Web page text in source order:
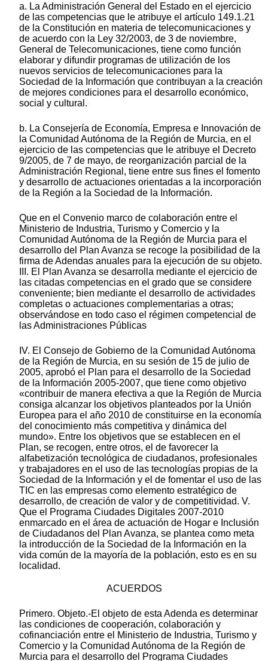
a. La Administración General del Estado en el ejercicio
de las competencias que le atribuye el artículo 149.1.21
de la Constitución en materia de telecomunicaciones y
de acuerdo con la Ley 32/2003, de 3 de noviembre,
General de Telecomunicaciones, tiene como función
elaborar y difundir programas de utilización de los
nuevos servicios de telecomunicaciones para la
Sociedad de la Información que contribuyan a la creación
de mejores condiciones para el desarrollo económico,
social y cultural.
b. La Consejería de Economía, Empresa e Innovación de
la Comunidad Autónoma de la Región de Murcia, en el
ejercicio de las competencias que le atribuye el Decreto
9/2005, de 7 de mayo, de reorganización parcial de la
Administración Regional, tiene entre sus fines el fomento
y desarrollo de actuaciones orientadas a la incorporación
de la Región a la Sociedad de la Información.
Que en el Convenio marco de colaboración entre el
Ministerio de Industria, Turismo y Comercio y la
Comunidad Autónoma de la Región de Murcia para el
desarrollo del Plan Avanza se recoge la posibilidad de la
firma de Adendas anuales para la ejecución de su objeto.
III. El Plan Avanza se desarrolla mediante el ejercicio de
las citadas competencias en el grado que se considere
conveniente; bien mediante el desarrollo de actividades
completas o actuaciones complementarias a otras;
observándose en todo caso el régimen competencial de
las Administraciones Públicas
IV. El Consejo de Gobierno de la Comunidad Autónoma
de la Región de Murcia, en su sesión de 15 de julio de
2005, aprobó el Plan para el desarrollo de la Sociedad
de la Información 2005-2007, que tiene como objetivo
«contribuir de manera efectiva a que la Región de Murcia
consiga alcanzar los objetivos planteados por la Unión
Europea para el año 2010 de constituirse en la economía
del conocimiento más competitiva y dinámica del
mundo». Entre los objetivos que se establecen en el
Plan, se recogen, entre otros, el de favorecer la
alfabetización tecnológica de ciudadanos, profesionales
y trabajadores en el uso de las tecnologías propias de la
Sociedad de la Información y el de fomentar el uso de las
TIC en las empresas como elemento estratégico de
desarrollo, de creación de valor y de competitividad. V.
Que el Programa Ciudades Digitales 2007-2010
enmarcado en el área de actuación de Hogar e Inclusión
de Ciudadanos del Plan Avanza, se plantea como meta
la introducción de la Sociedad de la Información en la
vida común de la mayoría de la población, esto es en su
localidad.
ACUERDOS
Primero. Objeto.-El objeto de esta Adenda es determinar
las condiciones de cooperación, colaboración y
cofinanciación entre el Ministerio de Industria, Turismo y
Comercio y la Comunidad Autónoma de la Región de
Murcia para el desarrollo del Programa Ciudades